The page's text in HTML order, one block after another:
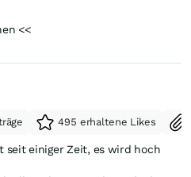
<<
495 erhaltene Likes
seit einiger Zeit, es wird hoch